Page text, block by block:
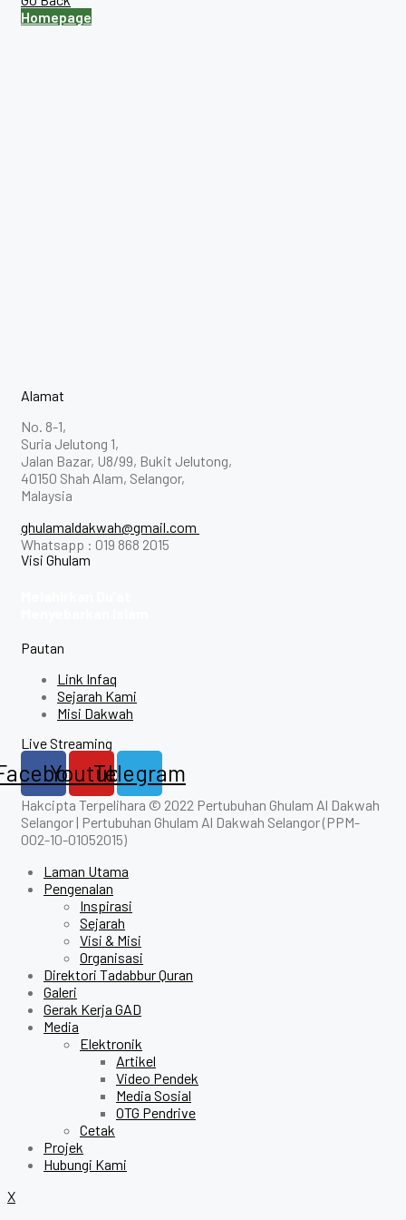
Homepage
Alamat
No. 8-1,
Suria Jelutong 1,
Jalan Bazar, U8/99, Bukit Jelutong,
40150 Shah Alam, Selangor,
Malaysia
ghulamaldakwah@gmail.com
Whatsapp : 019 868 2015
Visi Ghulam
Pautan
Link Infaq
Sejarah Kami
Misi Dakwah
Live Streaming
YoutubeTelegram
Hakcipta Terpelihara © 2022 Pertubuhan Ghulam Al Dakwah
Selangor | Pertubuhan Ghulam Al Dakwah Selangor (PPM-
002-10-01052015)
Laman Utama
Pengenalan
Inspirasi
Sejarah
Visi & Misi
Organisasi
Direktori Tadabbur Quran
Galeri
Gerak Kerja GAD
Media
Elektronik
Artikel
Video Pendek
Media Sosial
OTG Pendrive
Cetak
Projek
Hubungi Kami
X